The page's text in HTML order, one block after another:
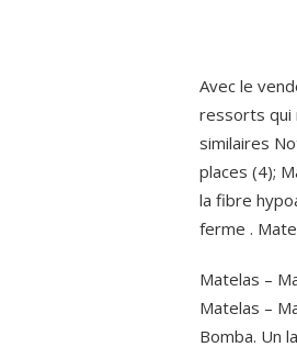
Avec le
ressorts qui
similaires
places (4);
la fibre
ferme .
Matelas –
Matelas –
Bomba. Un